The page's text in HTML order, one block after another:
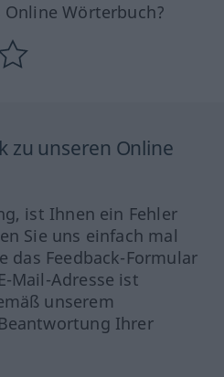
Wörterbuch?
zu unseren Online
ist Ihnen ein Fehler
Sie uns einfach mal
das Feedback-Formular
Mail-Adresse ist
unserem
Ihrer